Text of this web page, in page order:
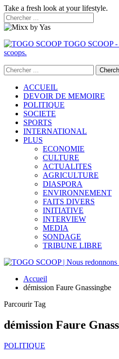
Take a fresh look at your lifestyle.
TOGO SCOOP -
scoops.
ACCUEIL
DEVOIR DE MEMOIRE
POLITIQUE
SOCIETE
SPORTS
INTERNATIONAL
PLUS
ECONOMIE
CULTURE
ACTUALITES
AGRICULTURE
DIASPORA
ENVIRONNEMENT
FAITS DIVERS
INITIATIVE
INTERVIEW
MEDIA
SONDAGE
TRIBUNE LIBRE
Accueil
démission Faure Gnassingbe
Parcourir Tag
démission Faure
POLITIQUE